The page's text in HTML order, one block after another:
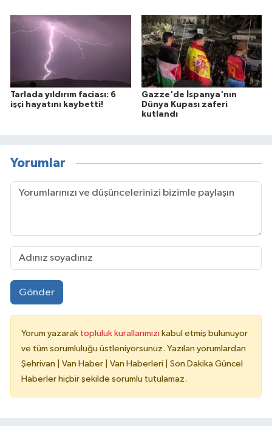
Tarlada yıldırım faciası: 6
işçi hayatını kaybetti!
Gazze'de İspanya'nın
Dünya Kupası zaferi
kutlandı
Yorumlar
Gönder
Yorum yazarak topluluk kurallarımızı kabul etmiş bulunuyor
ve tüm sorumluluğu üstleniyorsunuz. Yazılan yorumlardan
Şehrivan | Van Haber | Van Haberleri | Son Dakika Güncel
Haberler hiçbir şekilde sorumlu tutulamaz.